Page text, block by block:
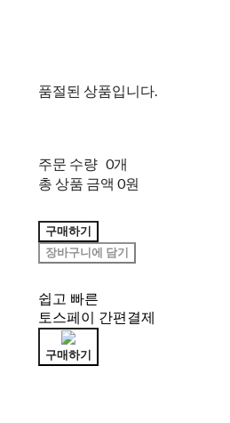
품절된 상품입니다.
주문 수량 0개
총 상품 금액 0원
구매하기
장바구니에 담기
쉽고 빠른
토스페이 간편결제
구매하기